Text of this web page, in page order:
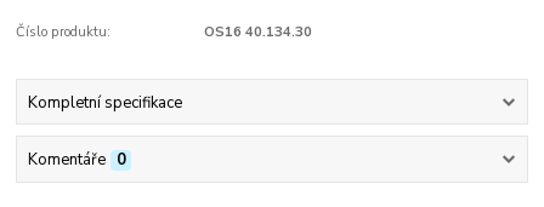
Číslo produktu: OS16 40.134.30
Kompletní specifikace
Komentáře 0